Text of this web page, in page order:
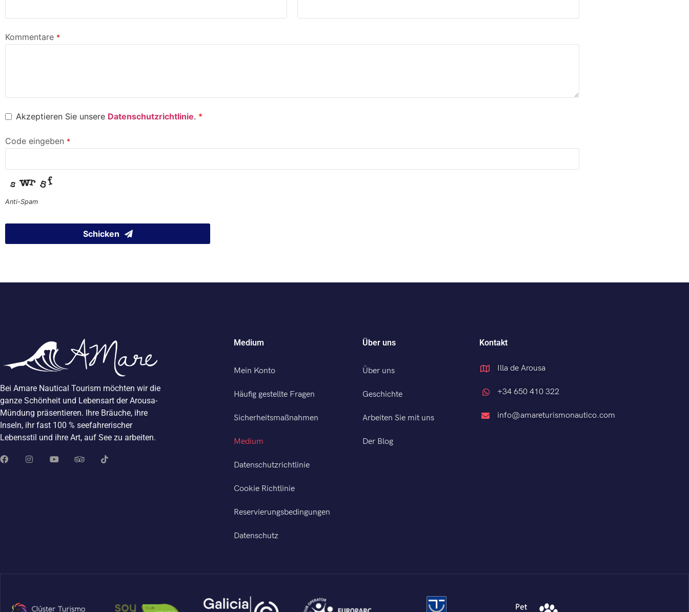
Kommentare *
Akzeptieren Sie unsere Datenschutzrichtlinie. *
Code eingeben *
Anti-Spam
Schicken
Bei Amare Nautical Tourism möchten wir die
ganze Schönheit und Lebensart der Arousa-
Mündung präsentieren. Ihre Bräuche, ihre
Inseln, ihr fast 100 % seefahrerischer
Lebensstil und ihre Art, auf See zu arbeiten.
Medium
Mein Konto
Häufig gestellte Fragen
Sicherheitsmaßnahmen
Medium
Datenschutzrichtlinie
Cookie Richtlinie
Reservierungsbedingungen
Datenschutz
Über uns
Über uns
Geschichte
Arbeiten Sie mit uns
Der Blog
Kontakt
Illa de Arousa
+34 650 410 322
info@amareturismonautico.com